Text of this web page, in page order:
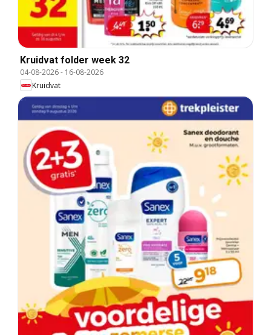
Kruidvat folder week 32
04-08-2026- 16-08-2026
Kruidvat